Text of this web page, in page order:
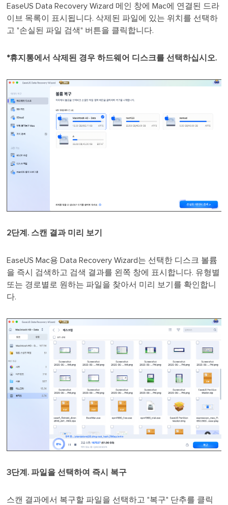
EaseUS Data Recovery Wizard 메인 창에 Mac에 연결된 드라
이브 목록이 표시됩니다. 삭제된 파일에 있는 위치를 선택하
고 "손실된 파일 검색" 버튼을 클릭합니다.
*휴지통에서 삭제된 경우 하드웨어 디스크를 선택하십시오.
2단계. 스캔 결과 미리 보기
EaseUS Mac용 Data Recovery Wizard는 선택한 디스크 볼륨
을 즉시 검색하고 검색 결과를 왼쪽 창에 표시합니다. 유형별
또는 경로별로 원하는 파일을 찾아서 미리 보기를 확인합니
다.
3단계. 파일을 선택하여 즉시 복구
스캔 결과에서 복구할 파일을 선택하고 "복구" 단추를 클릭